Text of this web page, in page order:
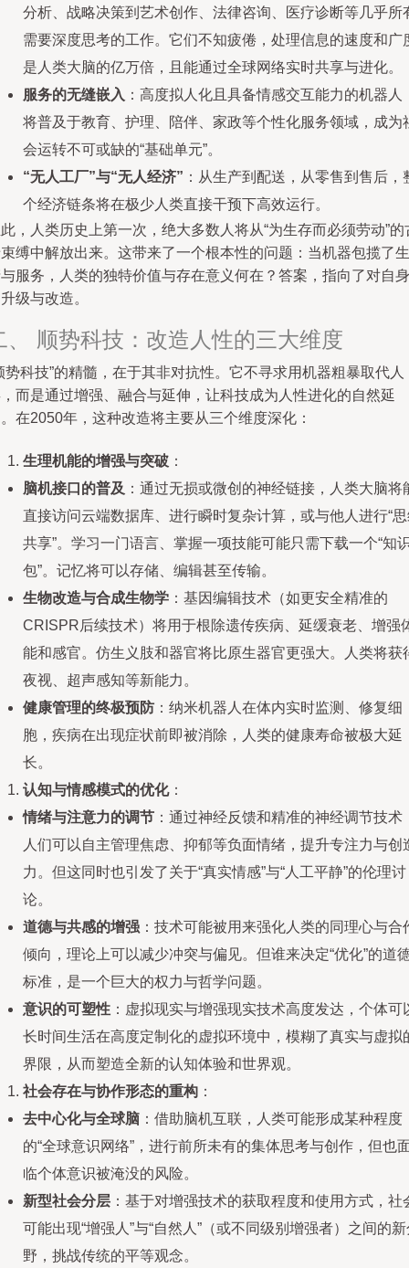
分析、战略决策到艺术创作、法律咨询、医疗诊断等几乎所
需要深度思考的工作。它们不知疲倦，处理信息的速度和广
是人类大脑的亿万倍，且能通过全球网络实时共享与进化。
服务的无缝嵌入 ：高度拟人化且具备情感交互能力的机器人
将普及于教育、护理、陪伴、家政等个性化服务领域，成为
会运转不可或缺的“基础单元”。
“无人工厂”与“无人经济” ：从生产到配送，从零售到售后，
个经济链条将在极少人类直接干预下高效运行。
，人类历史上第一次，绝大多数人将从“为生存而必须劳动”的
缚中解放出来。这带来了一个根本性的问题：当机器包揽了生
服务，人类的独特价值与存在意义何在？答案，指向了对自身
级与改造。
、 顺势科技：改造人性的三大维度
势科技”的精髓，在于其非对抗性。它不寻求用机器粗暴取代人
而是通过增强、融合与延伸，让科技成为人性进化的自然延
在2050年，这种改造将主要从三个维度深化：
生理机能的增强与突破 ：
脑机接口的普及 ：通过无损或微创的神经链接，人类大脑将
直接访问云端数据库、进行瞬时复杂计算，或与他人进行“
共享”。学习一门语言、掌握一项技能可能只需下载一个“知
包”。记忆将可以存储、编辑甚至传输。
生物改造与合成生物学 ：基因编辑技术（如更安全精准的
CRISPR后续技术）将用于根除遗传疾病、延缓衰老、增强
能和感官。仿生义肢和器官将比原生器官更强大。人类将获
夜视、超声感知等新能力。
健康管理的终极预防 ：纳米机器人在体内实时监测、修复细
胞，疾病在出现症状前即被消除，人类的健康寿命被极大延
长。
认知与情感模式的优化：
情绪与注意力的调节 ：通过神经反馈和精准的神经调节技术
人们可以自主管理焦虑、抑郁等负面情绪，提升专注力与创
力。但这同时也引发了关于“真实情感”与“人工平静”的伦理讨
论。
道德与共感的增强 ：技术可能被用来强化人类的同理心与合
倾向，理论上可以减少冲突与偏见。但谁来决定“优化”的道
标准，是一个巨大的权力与哲学问题。
意识的可塑性 ：虚拟现实与增强现实技术高度发达，个体可
长时间生活在高度定制化的虚拟环境中，模糊了真实与虚拟
界限，从而塑造全新的认知体验和世界观。
社会存在与协作形态的重构 ：
去中心化与全球脑 ：借助脑机互联，人类可能形成某种程度
的“全球意识网络”，进行前所未有的集体思考与创作，但也
临个体意识被淹没的风险。
新型社会分层 ：基于对增强技术的获取程度和使用方式，社
可能出现“增强人”与“自然人”（或不同级别增强者）之间的
野，挑战传统的平等观念。